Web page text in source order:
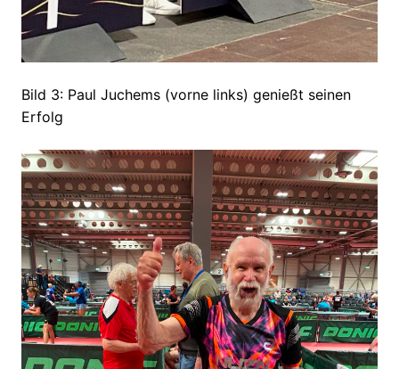
Bild 3: Paul Juchems (vorne links) genießt seinen
Erfolg